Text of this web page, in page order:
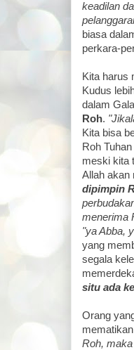
keadilan
biasa
perkara-
Kita harus
Kudus
dalam
Roh.
Kita bisa
Roh
meski kita
Allah akan
dipimpin
menerima
"ya Abba,
yang
segala
situ ada
Orang
Roh,